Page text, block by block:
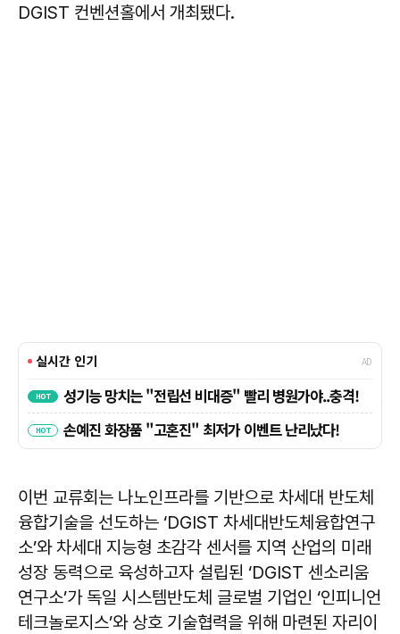
DGIST 컨벤션홀에서 개최됐다.
이번 교류회는 나노인프라를 기반으로 차세대 반도체
융합기술을 선도하는 ‘DGIST 차세대반도체융합연구
소’와 차세대 지능형 초감각 센서를 지역 산업의 미래
성장 동력으로 육성하고자 설립된 ‘DGIST 센소리움
연구소’가 독일 시스템반도체 글로벌 기업인 ‘인피니언
테크놀로지스’와 상호 기술협력을 위해 마련된 자리이